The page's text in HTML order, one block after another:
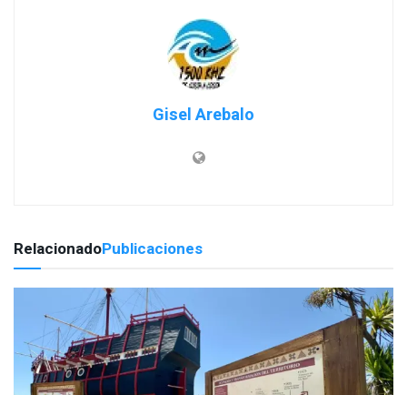
Gisel Arebalo
RelacionadoPublicaciones